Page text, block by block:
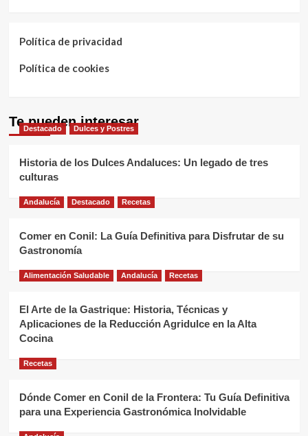
Política de privacidad
Política de cookies
Te pueden interesar
Destacado Dulces y Postres
Historia de los Dulces Andaluces: Un legado de tres
culturas
Andalucía Destacado Recetas
Comer en Conil: La Guía Definitiva para Disfrutar de su
Gastronomía
Alimentación Saludable Andalucía Recetas
El Arte de la Gastrique: Historia, Técnicas y
Aplicaciones de la Reducción Agridulce en la Alta
Cocina
Recetas
Dónde Comer en Conil de la Frontera: Tu Guía Definitiva
para una Experiencia Gastronómica Inolvidable